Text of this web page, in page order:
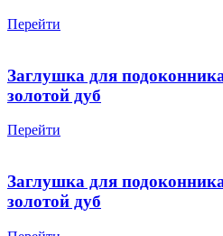
Перейти
Заглушка для
золотой дуб
Перейти
Заглушка для
золотой дуб